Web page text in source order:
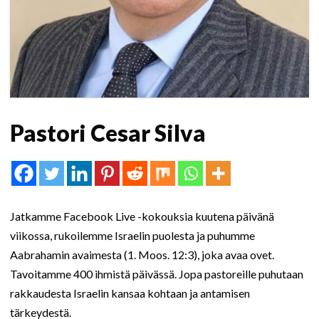
Pastori Cesar Silva
Jatkamme Facebook Live -kokouksia kuutena päivänä
viikossa, rukoilemme Israelin puolesta ja puhumme
Aabrahamin avaimesta (1. Moos. 12:3), joka avaa ovet.
Tavoitamme 400 ihmistä päivässä. Jopa pastoreille puhutaan
rakkaudesta Israelin kansaa kohtaan ja antamisen
tärkeydestä.